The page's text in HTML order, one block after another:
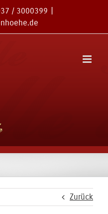
/ 3000399
Zurück